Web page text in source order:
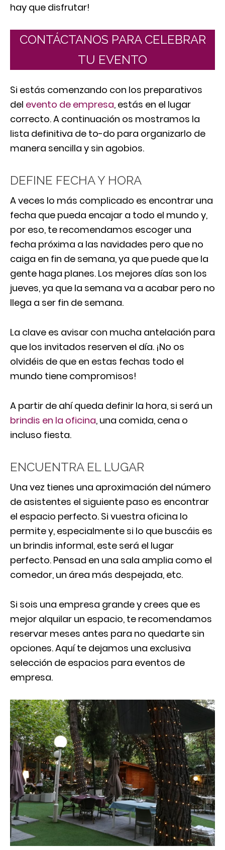
hay que disfrutar!
CONTÁCTANOS PARA CELEBRAR
TU EVENTO
Si estás comenzando con los preparativos
del evento de empresa, estás en el lugar
correcto. A continuación os mostramos la
lista definitiva de to-do para organizarlo de
manera sencilla y sin agobios.
DEFINE FECHA Y HORA
A veces lo más complicado es encontrar una
fecha que pueda encajar a todo el mundo y,
por eso, te recomendamos escoger una
fecha próxima a las navidades pero que no
caiga en fin de semana, ya que puede que la
gente haga planes. Los mejores días son los
jueves, ya que la semana va a acabar pero no
llega a ser fin de semana.
La clave es avisar con mucha antelación para
que los invitados reserven el día. ¡No os
olvidéis de que en estas fechas todo el
mundo tiene compromisos!
A partir de ahí queda definir la hora, si será un
brindis en la oficina, una comida, cena o
incluso fiesta.
ENCUENTRA EL LUGAR
Una vez tienes una aproximación del número
de asistentes el siguiente paso es encontrar
el espacio perfecto. Si vuestra oficina lo
permite y, especialmente si lo que buscáis es
un brindis informal, este será el lugar
perfecto. Pensad en una sala amplia como el
comedor, un área más despejada, etc.
Si sois una empresa grande y crees que es
mejor alquilar un espacio, te recomendamos
reservar meses antes para no quedarte sin
opciones. Aquí te dejamos una exclusiva
selección de espacios para eventos de
empresa.